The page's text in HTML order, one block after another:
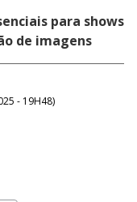
para shows
de imagens
- 19H48)